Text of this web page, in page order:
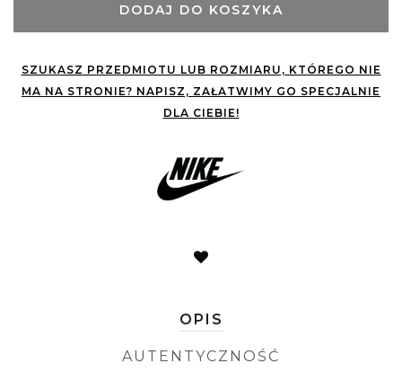
DODAJ DO KOSZYKA
SZUKASZ PRZEDMIOTU LUB ROZMIARU, KTÓREGO NIE
MA NA STRONIE? NAPISZ, ZAŁATWIMY GO SPECJALNIE
DLA CIEBIE!
OPIS
AUTENTYCZNOŚĆ